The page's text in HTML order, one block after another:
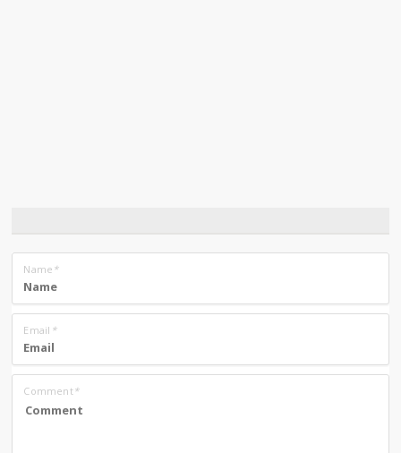
Name *
Email *
Comment*